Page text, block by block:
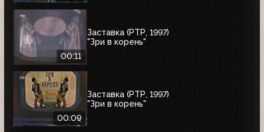
00:11
Заставка (РТР, 1997)
"Зри в корень"
00:09
Заставка (РТР, 1997)
"Зри в корень"